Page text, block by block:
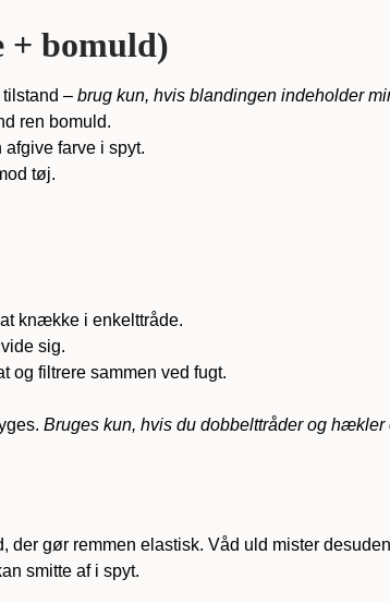
+ bomuld)
– brug kun, hvis blandingen indeholder
ren bomuld.
farve i spyt.
tøj.
knække i enkelttråde.
sig.
og filtrere sammen ved fugt.
Bruges kun, hvis du dobbelttråder og hækler
gør remmen elastisk. Våd uld mister
smitte af i spyt.